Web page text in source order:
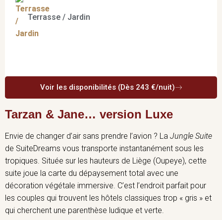
Terrasse / Jardin
Voir les disponibilités (Dès 243 €/nuit)
Tarzan & Jane… version Luxe
Envie de changer d’air sans prendre l’avion ? La Jungle Suite
de SuiteDreams vous transporte instantanément sous les
tropiques. Située sur les hauteurs de Liège (Oupeye), cette
suite joue la carte du dépaysement total avec une
décoration végétale immersive. C’est l’endroit parfait pour
les couples qui trouvent les hôtels classiques trop « gris » et
qui cherchent une parenthèse ludique et verte.